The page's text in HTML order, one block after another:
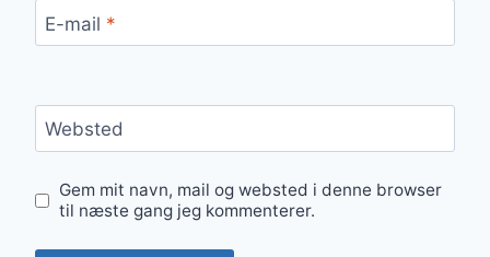
E-mail *
Websted
Gem mit navn, mail og websted i denne browser
til næste gang jeg kommenterer.